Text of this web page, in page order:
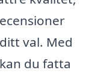
val. Med
du fatta